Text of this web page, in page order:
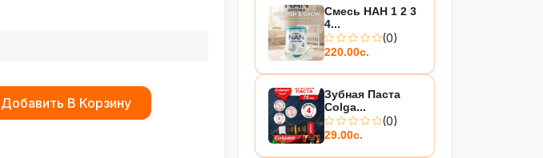
Добавить В Корзину
Смесь НАН 1 2 3
4...
(0)
220.00с.
Зубная Паста
Colga...
(0)
29.00с.